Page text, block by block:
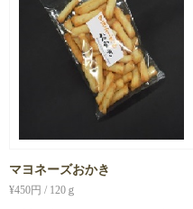
マヨネーズおかき
¥450円 / 120ｇ